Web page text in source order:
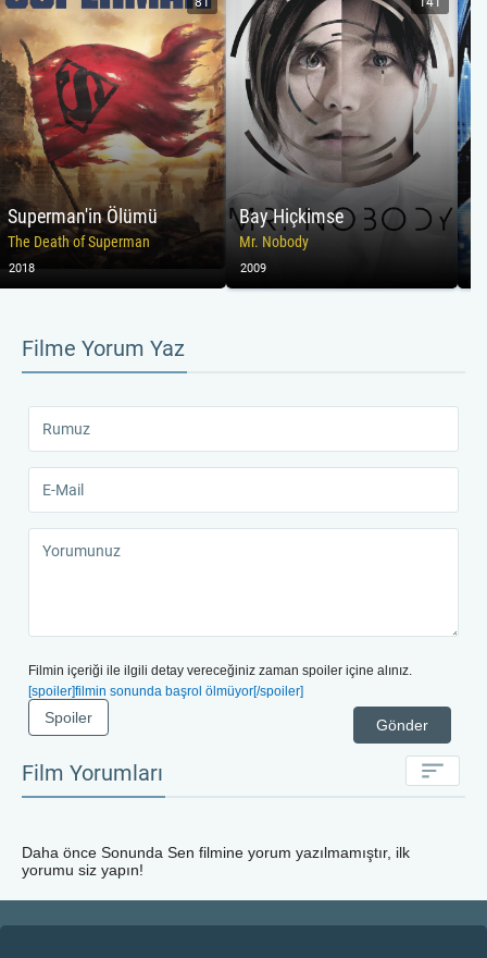
Superman'in Ölümü
The Death of Superman
2018
Bay Hiçkimse
Mr. Nobody
2009
Filme Yorum Yaz
Filmin içeriği ile ilgili detay vereceğiniz zaman spoiler içine alınız.
[spoiler]filmin sonunda başrol ölmüyor[/spoiler]
Gönder
Spoiler
Film Yorumları
Daha önce Sonunda Sen filmine yorum yazılmamıştır, ilk
yorumu siz yapın!